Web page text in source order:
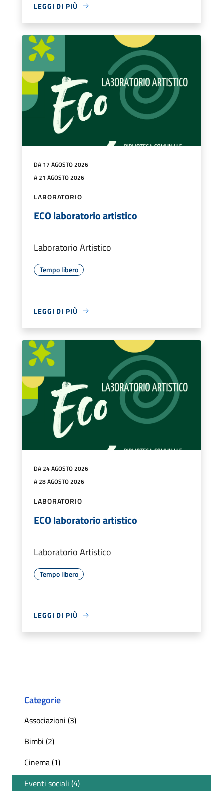
LEGGI DI PIÙ
DA 17 AGOSTO 2026
A 21 AGOSTO 2026
LABORATORIO
ECO laboratorio artistico
Laboratorio Artistico
Tempo libero
LEGGI DI PIÙ
DA 24 AGOSTO 2026
A 28 AGOSTO 2026
LABORATORIO
ECO laboratorio artistico
Laboratorio Artistico
Tempo libero
LEGGI DI PIÙ
Categorie
Associazioni (3)
Bimbi (2)
Cinema (1)
Eventi sociali (4)